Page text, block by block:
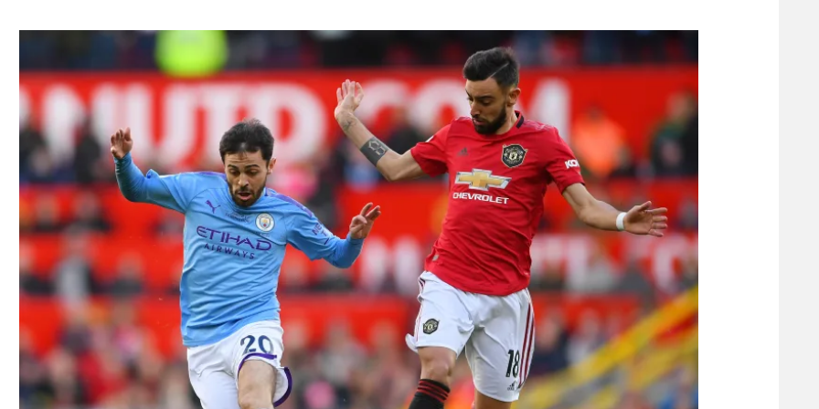
תקנון משתתפים וזוכים בפרסים
תקנון עבור פעילות אלקטרה
תקנון עבור פעילות ספורט 1 – "מרלן"
תנאי שימוש
מדיניות פרטיות
תקנון פעילות ספורט 1
רשיון להקרנה פומבית לבית עסק
הצטרפות לחבילת הערוצים
לוח דרושים – ג'ובנט
תגיות
הפועל תל אביב
הפועל באר שבע
מכבי נתניה
בני יהודה
ליגה סינית
ליגה ברזילאית
ליגות נוספות